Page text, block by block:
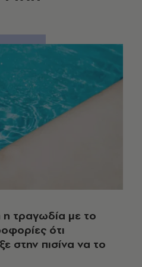
τραγωδία με το
ότι
στην πισίνα να το